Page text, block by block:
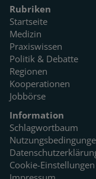
Rubriken
Startseite
Medizin
Praxiswissen
Politik & Debatte
Regionen
Kooperationen
Jobbörse
Information
Schlagwortbaum
Cookie-Einstellungen